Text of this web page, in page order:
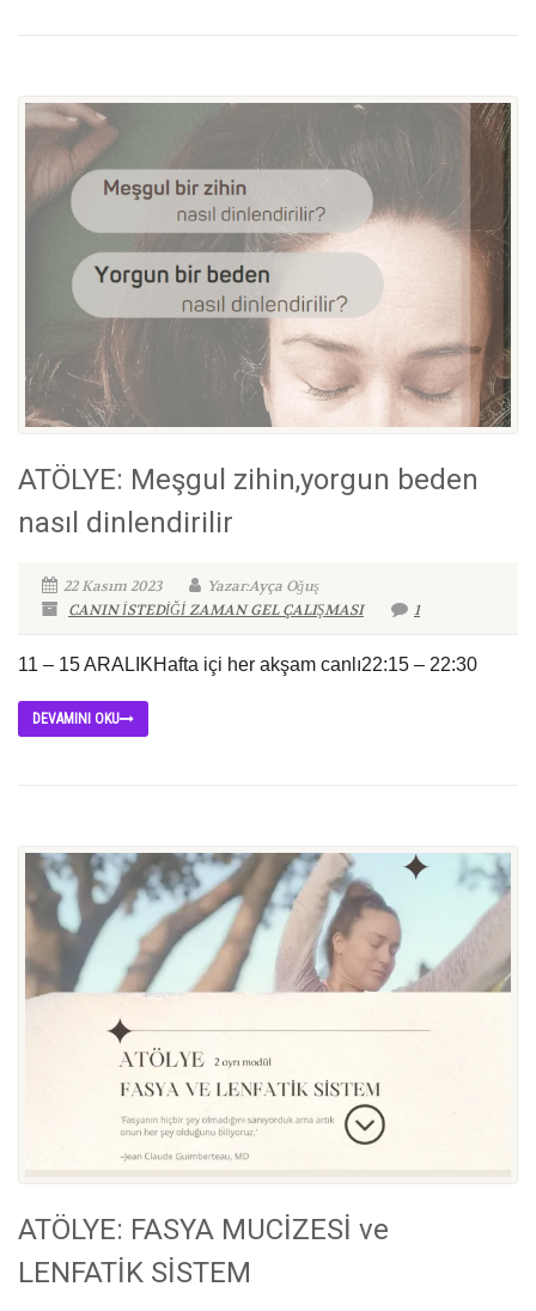
ATÖLYE: Meşgul zihin,yorgun beden
nasıl dinlendirilir
22 Kasım 2023
Yazar:Ayça Oğuş
CANIN İSTEDİĞİ ZAMAN GEL ÇALIŞMASI
1
11 – 15 ARALIKHafta içi her akşam canlı22:15 – 22:30
DEVAMINI OKU
ATÖLYE: FASYA MUCİZESİ ve
LENFATİK SİSTEM